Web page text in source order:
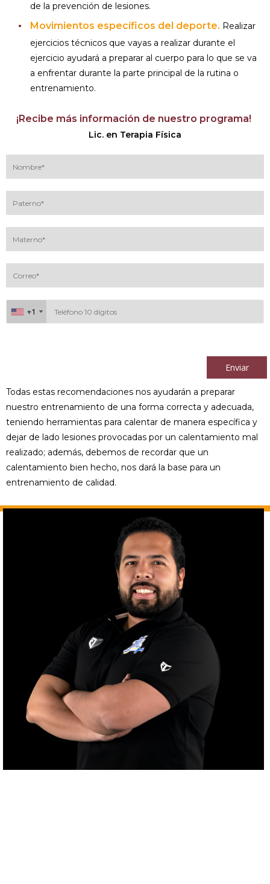
de la prevención de lesiones.
Movimientos específicos del deporte. Realizar
ejercicios técnicos que vayas a realizar durante el
ejercicio ayudará a preparar al cuerpo para lo que se va
a enfrentar durante la parte principal de la rutina o
entrenamiento.
¡Recibe más información de nuestro programa!
Lic. en Terapia Física
+1
+1
Enviar
Todas estas recomendaciones nos ayudarán a preparar
nuestro entrenamiento de una forma correcta y adecuada,
teniendo herramientas para calentar de manera específica y
dejar de lado lesiones provocadas por un calentamiento mal
realizado; además, debemos de recordar que un
calentamiento bien hecho, nos dará la base para un
entrenamiento de calidad.